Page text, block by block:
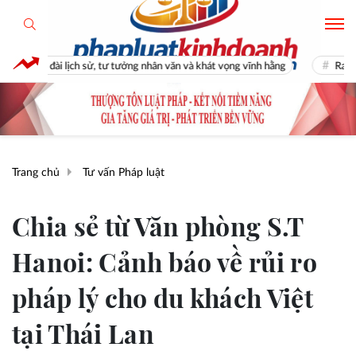
tư tưởng nhân văn và khát vọng vĩnh hằng Ra mắt cuốn sách
Trang chủ Tư vấn Pháp luật
Chia sẻ từ Văn phòng S.T
Hanoi: Cảnh báo về rủi ro
pháp lý cho du khách Việt
tại Thái Lan